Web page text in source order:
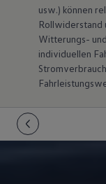
Magazin
Pannen-
usw.) können
Rollwiderstand
Witterungs-
individuellen